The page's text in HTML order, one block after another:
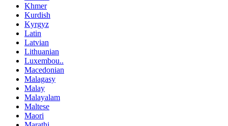
Khmer
Kurdish
Kyrgyz
Latin
Latvian
Lithuanian
Luxembou..
Macedonian
Malagasy
Malay
Malayalam
Maltese
Maori